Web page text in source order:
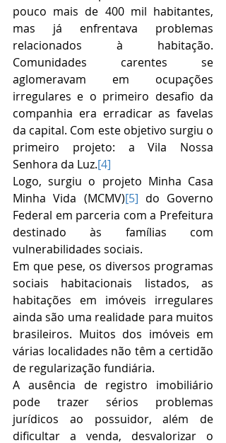
pouco mais de 400 mil habitantes,
mas já enfrentava problemas
relacionados à habitação.
Comunidades carentes se
aglomeravam em ocupações
irregulares e o primeiro desafio da
companhia era erradicar as favelas
da capital. Com este objetivo surgiu o
primeiro projeto: a Vila Nossa
Senhora da Luz.[4]
Logo, surgiu o projeto Minha Casa
Minha Vida (MCMV)[5] do Governo
Federal em parceria com a Prefeitura
destinado às famílias com
vulnerabilidades sociais.
Em que pese, os diversos programas
sociais habitacionais listados, as
habitações em imóveis irregulares
ainda são uma realidade para muitos
brasileiros. Muitos dos imóveis em
várias localidades não têm a certidão
de regularização fundiária.
A ausência de registro imobiliário
pode trazer sérios problemas
jurídicos ao possuidor, além de
dificultar a venda, desvalorizar o